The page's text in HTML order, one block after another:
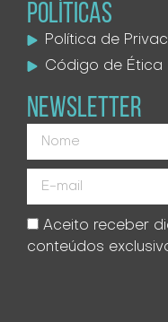
POLÍTICAS
Política de
Código de Ética
NEWSLETTER
Aceito receber
conteúdos